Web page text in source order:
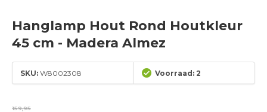
Hanglamp Hout Rond Houtkleur
45 cm - Madera Almez
SKU: W8002308 Voorraad: 2
159,95